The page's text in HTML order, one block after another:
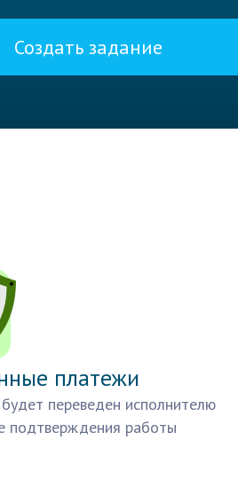
Создать задание
платежи
переведен исполнителю
подтверждения работы